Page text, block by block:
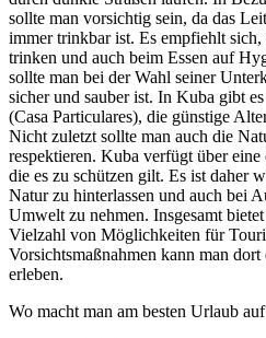
sollte man vorsichtig sein, da das
immer trinkbar ist. Es empfiehlt sich,
trinken und auch beim Essen auf
sollte man bei der Wahl seiner
sicher und sauber ist. In Kuba gibt
(Casa Particulares), die günstige
Nicht zuletzt sollte man auch die
respektieren. Kuba verfügt über
die es zu schützen gilt. Es ist daher
Natur zu hinterlassen und auch bei
Umwelt zu nehmen. Insgesamt
Vielzahl von Möglichkeiten für
Vorsichtsmaßnahmen kann man
erleben.
Wo macht man am besten Urlaub